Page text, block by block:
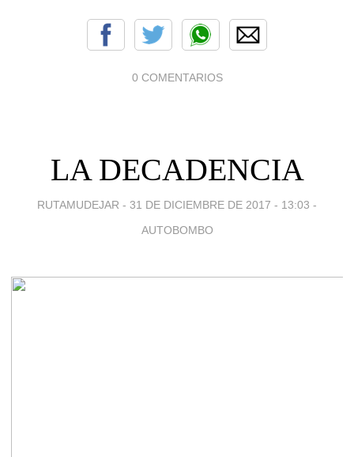
0 COMENTARIOS
LA DECADENCIA
RUTAMUDEJAR - 31 DE DICIEMBRE DE 2017 - 13:03 -
AUTOBOMBO